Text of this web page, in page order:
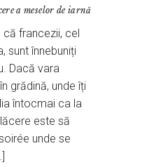
a meselor de iarnă
francezii, cel
sunt înnebuniți
Dacă vara
grădină, unde îți
întocmai ca la
este să
unde se